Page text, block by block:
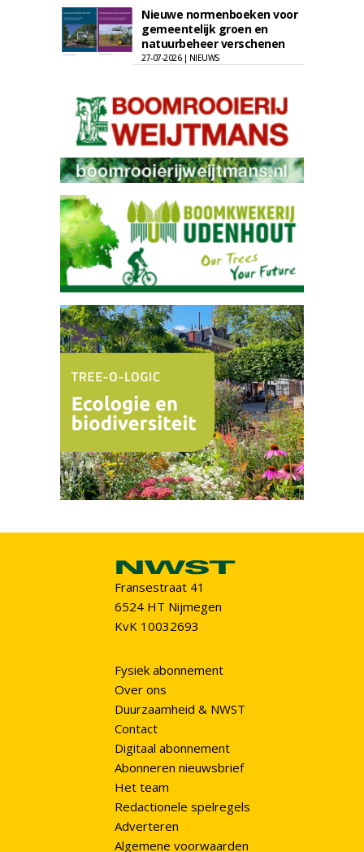
Nieuwe normenboeken voor
gemeentelijk groen en
natuurbeheer verschenen
27-07-2026 | NIEUWS
Fransestraat 41
6524 HT Nijmegen
KvK 10032693
Fysiek abonnement
Over ons
Duurzaamheid & NWST
Contact
Digitaal abonnement
Abonneren nieuwsbrief
Het team
Redactionele spelregels
Adverteren
Algemene voorwaarden